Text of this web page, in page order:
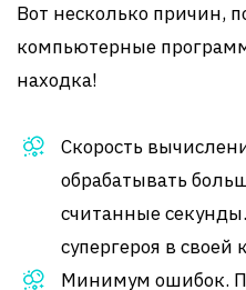
Вот несколько причин,
компьютерные
находка!
Скорость
обрабатывать
считанные
супергероя в своей
Минимум ошибок.